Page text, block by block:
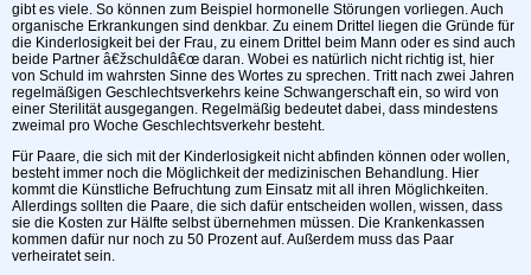
gibt es viele. So können zum Beispiel hormonelle Störungen vorliegen. Auch
organische Erkrankungen sind denkbar. Zu einem Drittel liegen die Gründe für
die Kinderlosigkeit bei der Frau, zu einem Drittel beim Mann oder es sind auch
beide Partner â€žschuldâ€œ daran. Wobei es natürlich nicht richtig ist, hier
von Schuld im wahrsten Sinne des Wortes zu sprechen. Tritt nach zwei Jahren
regelmäßigen Geschlechtsverkehrs keine Schwangerschaft ein, so wird von
einer Sterilität ausgegangen. Regelmäßig bedeutet dabei, dass mindestens
zweimal pro Woche Geschlechtsverkehr besteht.
Für Paare, die sich mit der Kinderlosigkeit nicht abfinden können oder wollen,
besteht immer noch die Möglichkeit der medizinischen Behandlung. Hier
kommt die Künstliche Befruchtung zum Einsatz mit all ihren Möglichkeiten.
Allerdings sollten die Paare, die sich dafür entscheiden wollen, wissen, dass
sie die Kosten zur Hälfte selbst übernehmen müssen. Die Krankenkassen
kommen dafür nur noch zu 50 Prozent auf. Außerdem muss das Paar
verheiratet sein.